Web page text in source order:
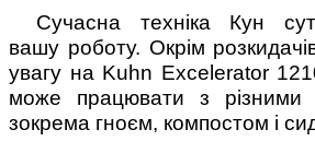
Сучасна техніка Кун
вашу роботу. Окрім
увагу на Kuhn Excelerator
може працювати з різними
зокрема гноєм, компостом і